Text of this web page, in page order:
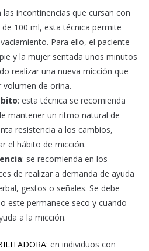
las incontinencias que cursan con
100 ml, esta técnica permite
Para ello, el paciente
y la mujer sentada unos minutos
realizar una nueva micción que
de orina.
: esta técnica se recomienda
mantener un ritmo natural de
resistencia a los cambios,
el hábito de micción.
: se recomienda en los
de realizar a demanda de ayuda
gestos o señales. Se debe
este permanece seco y cuando
a la micción.
en individuos con